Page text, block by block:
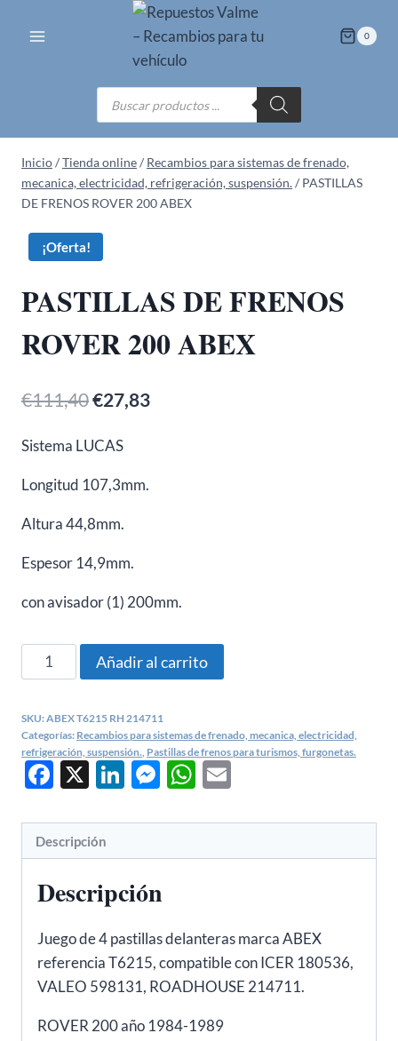
0
Búsqueda
de
productos
Inicio/Tienda online/ Recambios para sistemas de frenado,
mecanica, electricidad, refrigeración, suspensión./ PASTILLAS
DE FRENOS ROVER 200 ABEX
¡Oferta!
PASTILLAS DE FRENOS
ROVER 200 ABEX
€111,40El
original
era:
€111,40.
€27,83El
Sistema LUCAS
Longitud 107,3mm.
Altura 44,8mm.
Espesor 14,9mm.
con avisador (1) 200mm.
PASTILLAS
DE
ROVER
200
ABEX
Añadir al carrito
SKU:ABEX T6215 RH 214711
Categorías: Recambios para sistemas de frenado, mecanica, electricidad,
refrigeración, suspensión. Pastillas de frenos para turismos, furgonetas.
Facebook
X LinkedIn
Messenger
WhatsApp
Descripción
Descripción
Juego de 4 pastillas delanteras marca ABEX
referencia T6215, compatible con ICER 180536,
VALEO 598131, ROADHOUSE 214711.
ROVER 200 año 1984-1989